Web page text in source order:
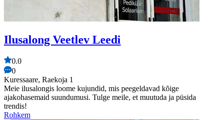
Ilusalong Veetlev Leedi
0.0
0
Kuressaare, Raekoja 1
Meie ilusalongis loome kujundid, mis peegeldavad kõige
ajakohasemaid suundumusi. Tulge meile, et muutuda ja püsida
trendis!
Rohkem